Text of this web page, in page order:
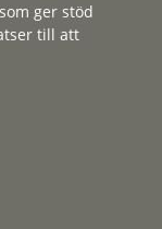
ger stöd
till att